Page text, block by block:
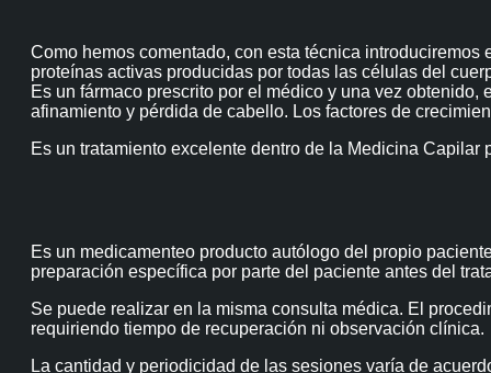
Como hemos comentado, con esta técnica
proteínas activas producidas por todas las células del
Es un fármaco prescrito por el médico y una vez
afinamiento y pérdida de cabello. Los factores de
Es un tratamiento excelente dentro de la Medicina
Es un medicamenteo producto autólogo del propio
preparación específica por parte del paciente antes del
Se puede realizar en la misma consulta médica. El
requiriendo tiempo de recuperación ni observación clínica.
La cantidad y periodicidad de las sesiones varía de